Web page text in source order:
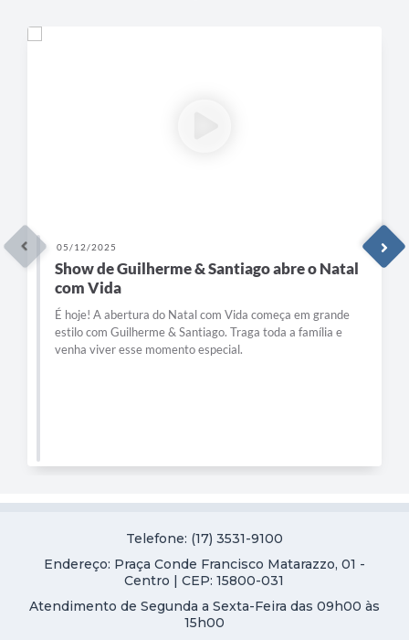
05/12/2025
Show de Guilherme & Santiago abre o Natal
com Vida
É hoje! A abertura do Natal com Vida começa em grande
estilo com Guilherme & Santiago. Traga toda a família e
venha viver esse momento especial.
Telefone: (17) 3531-9100
Endereço: Praça Conde Francisco Matarazzo, 01 -
Centro | CEP: 15800-031
Atendimento de Segunda a Sexta-Feira das 09h00 às
15h00